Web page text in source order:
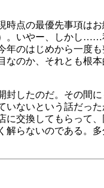
点の最優先事項は
。いやー、しかし
年のはじめから一度
なのか、それとも根
したのだ。その間
いないという話だっ
交換してもらって
らないのである。